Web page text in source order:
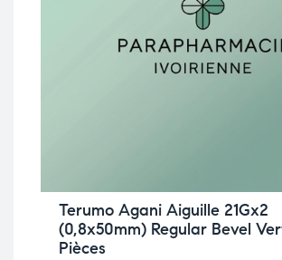
Terumo Agani Aiguille 21Gx2
(0,8x50mm) Regular Bevel
Pièces